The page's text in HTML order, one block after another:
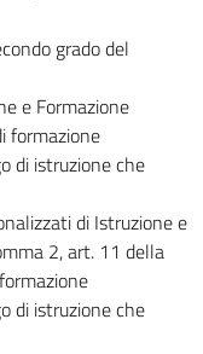
grado del
e Formazione
formazione
di istruzione che
di Istruzione e
2, art. 11 della
di istruzione che